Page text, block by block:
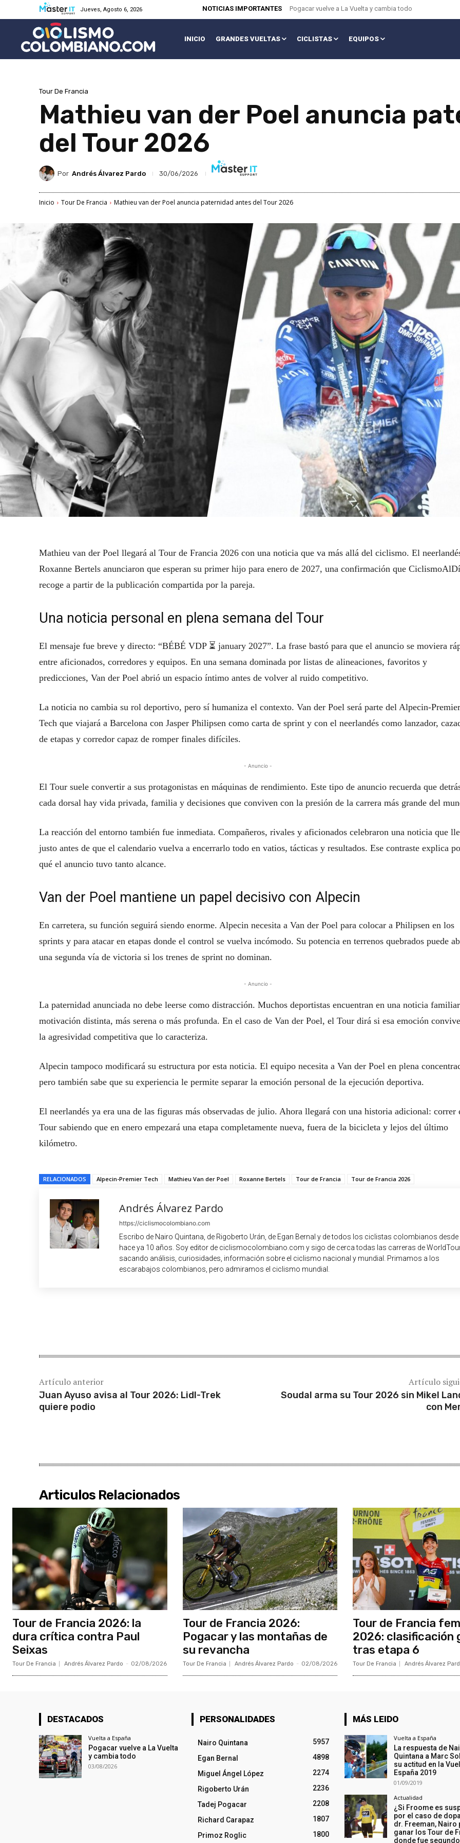
Jueves, Agosto 6, 2026 NOTICIAS IMPORTANTES Pogacar vuelve a La Vuelta y cambia todo
INICIO GRANDES VUELTAS CICLISTAS EQUIPOS
Tour De Francia
Mathieu van der Poel anuncia
del Tour 2026
Por Andrés Álvarez Pardo 30/06/2026
Inicio Tour De Francia Mathieu van der Poel anuncia paternidad antes del Tour 2026
Mathieu van der Poel llegará al Tour de Francia 2026 con una noticia que va más allá del ciclismo. El
Roxanne Bertels anunciaron que esperan su primer hijo para enero de 2027, una confirmación que
recoge a partir de la publicación compartida por la pareja.
Una noticia personal en plena semana del Tour
El mensaje fue breve y directo: “BÉBÉ VDP ⏳ january 2027”. La frase bastó para que el anuncio se moviera
entre aficionados, corredores y equipos. En una semana dominada por listas de alineaciones, favoritos y
predicciones, Van der Poel abrió un espacio íntimo antes de volver al ruido competitivo.
La noticia no cambia su rol deportivo, pero sí humaniza el contexto. Van der Poel será parte del Alpecin-Premier
Tech que viajará a Barcelona con Jasper Philipsen como carta de sprint y con el neerlandés como lanzador,
de etapas y corredor capaz de romper finales difíciles.
- Anuncio -
El Tour suele convertir a sus protagonistas en máquinas de rendimiento. Este tipo de anuncio recuerda que
cada dorsal hay vida privada, familia y decisiones que conviven con la presión de la carrera más grande del
La reacción del entorno también fue inmediata. Compañeros, rivales y aficionados celebraron una noticia que
justo antes de que el calendario vuelva a encerrarlo todo en vatios, tácticas y resultados. Ese contraste explica
qué el anuncio tuvo tanto alcance.
Van der Poel mantiene un papel decisivo con Alpecin
En carretera, su función seguirá siendo enorme. Alpecin necesita a Van der Poel para colocar a Philipsen en los
sprints y para atacar en etapas donde el control se vuelva incómodo. Su potencia en terrenos quebrados puede
una segunda vía de victoria si los trenes de sprint no dominan.
- Anuncio -
La paternidad anunciada no debe leerse como distracción. Muchos deportistas encuentran en una noticia
motivación distinta, más serena o más profunda. En el caso de Van der Poel, el Tour dirá si esa emoción
la agresividad competitiva que lo caracteriza.
Alpecin tampoco modificará su estructura por esta noticia. El equipo necesita a Van der Poel en plena
pero también sabe que su experiencia le permite separar la emoción personal de la ejecución deportiva.
El neerlandés ya era una de las figuras más observadas de julio. Ahora llegará con una historia adicional: correr
Tour sabiendo que en enero empezará una etapa completamente nueva, fuera de la bicicleta y lejos del último
kilómetro.
RELACIONADOS Alpecin-Premier Tech Mathieu Van der Poel Roxanne Bertels Tour de Francia Tour de Francia 2026
Andrés Álvarez Pardo
https://ciclismocolombiano.com
Escribo de Nairo Quintana, de Rigoberto Urán, de Egan Bernal y de todos los ciclistas colombianos desde
hace ya 10 años. Soy editor de ciclismocolombiano.com y sigo de cerca todas las carreras de
sacando análisis, curiosidades, información sobre el ciclismo nacional y mundial. Primamos a los
escarabajos colombianos, pero admiramos el ciclismo mundial.
Artículo anterior
Juan Ayuso avisa al Tour 2026: Lidl-Trek
quiere podio
Artículo
Soudal arma su Tour 2026 sin Mikel
con
Articulos Relacionados
Tour de Francia 2026: la
dura crítica contra Paul
Seixas
Tour De Francia Andrés Álvarez Pardo - 02/08/2026
Tour de Francia 2026:
Pogacar y las montañas de
su revancha
Tour De Francia Andrés Álvarez Pardo - 02/08/2026
Tour de Francia
2026: clasificación
tras etapa 6
Tour De Francia Andrés Álvarez
DESTACADOS
Vuelta a España
Pogacar vuelve a La Vuelta
y cambia todo
03/08/2026
PERSONALIDADES
Nairo Quintana
5957
Egan Bernal
4898
Miguel Ángel López
2274
Rigoberto Urán
2236
Tadej Pogacar
2208
Richard Carapaz
1807
Primoz Roglic
1800
MÁS LEIDO
Vuelta a España
La respuesta de
Quintana a Marc
su actitud en la
España 2019
01/09/2019
Actualidad
¿Si Froome es
por el caso de
dr. Freeman, Nairo
ganar los Tour de
donde fue